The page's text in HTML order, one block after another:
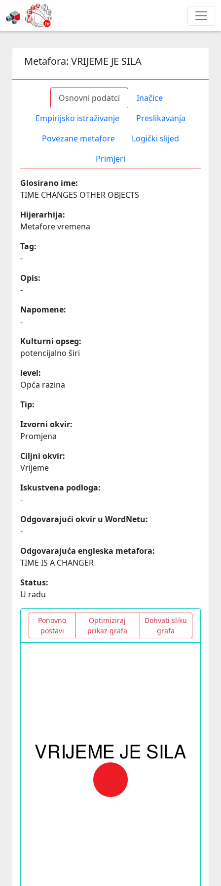
Metafora: VRIJEME JE SILA
Osnovni podatci
Inačice
Empirijsko istraživanje
Preslikavanja
Povezane metafore
Logički slijed
Primjeri
Glosirano ime:
TIME CHANGES OTHER OBJECTS
Hijerarhija:
Metafore vremena
Tag:
-
Opis:
-
Napomene:
-
Kulturni opseg:
potencijalno širi
level:
Opća razina
Tip:
Izvorni okvir:
Promjena
Ciljni okvir:
Vrijeme
Iskustvena podloga:
-
Odgovarajući okvir u WordNetu:
-
Odgovarajuća engleska metafora:
TIME IS A CHANGER
Status:
U radu
Ponovno
postavi
Optimiziraj
prikaz grafa
Dohvati sliku
grafa